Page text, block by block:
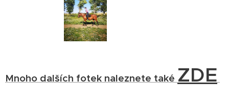
Mnoho dalších fotek naleznete také ZDE